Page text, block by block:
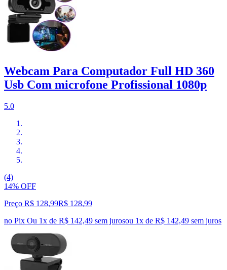
Webcam Para Computador Full HD 360
Usb Com microfone Profissional 1080p
5.0
(4)
14% OFF
Preço R$ 128,99R$ 128,99
no Pix Ou 1x de R$ 142,49 sem jurosou 1x de R$ 142,49 sem juros